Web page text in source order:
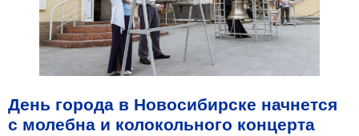
День города в Новосибирске начнется
с молебна и колокольного концерта